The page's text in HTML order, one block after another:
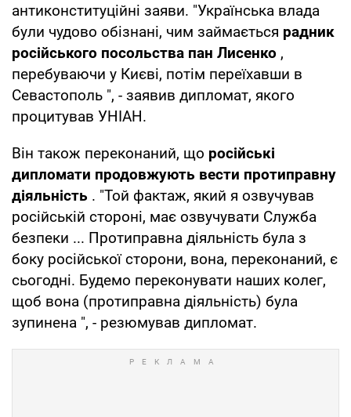
антиконституційні заяви. "Українська влада
були чудово обізнані, чим займається радник
російського посольства пан Лисенко ,
перебуваючи у Києві, потім переїхавши в
Севастополь ", - заявив дипломат, якого
процитував УНІАН.
Він також переконаний, що російські
дипломати продовжують вести протиправну
діяльність . "Той фактаж, який я озвучував
російській стороні, має озвучувати Служба
безпеки ... Протиправна діяльність була з
боку російської сторони, вона, переконаний, є
сьогодні. Будемо переконувати наших колег,
щоб вона (протиправна діяльність) була
зупинена ", - резюмував дипломат.